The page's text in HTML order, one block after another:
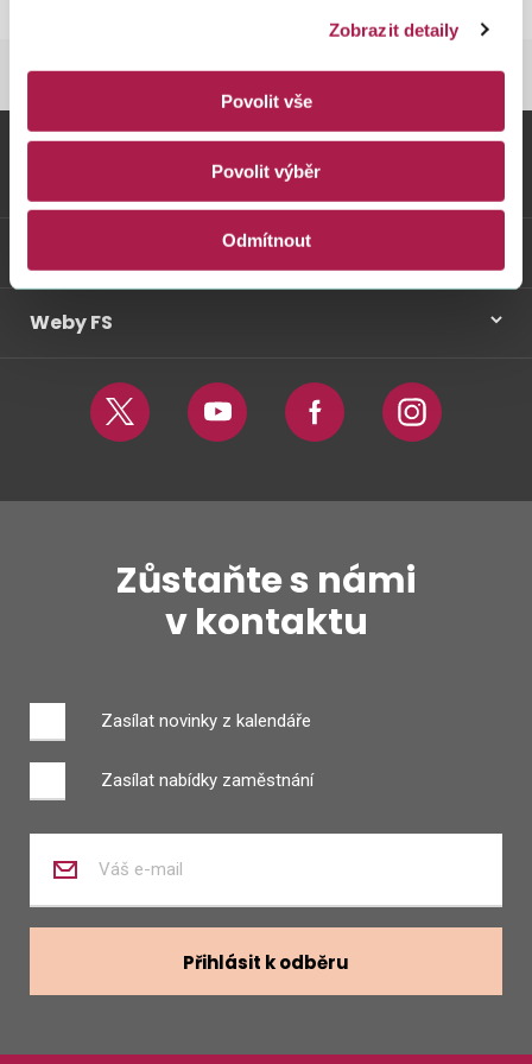
Zobrazit detaily
Povolit vše
Povolit výběr
Odmítnout
FINANČNÍ SPRÁVA PRO MÉDIA
Vybrané informace
Weby FS
Twitter Youtube Facebook Instagram
Zůstaňte s námi
v kontaktu
Zasílat novinky z kalendáře
Zasílat nabídky zaměstnání
váš
mail
Přihlásit k odběru